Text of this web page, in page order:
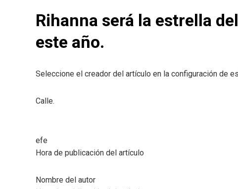
Rihanna será la estrella
este año.
Seleccione el creador del artículo en la configuración de
Calle.
efe
Hora de publicación del artículo
Nombre del autor